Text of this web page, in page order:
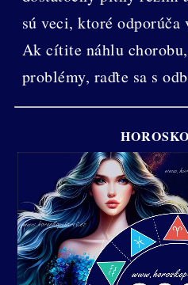
sú veci, ktoré odporúča
Ak cítite náhlu
problémy, raďte sa s